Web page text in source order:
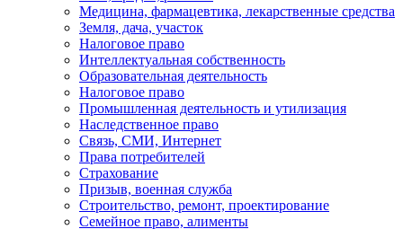
Медицина, фармацевтика, лекарственные средства
Земля, дача, участок
Налоговое право
Интеллектуальная собственность
Образовательная деятельность
Налоговое право
Промышленная деятельность и утилизация
Наследственное право
Связь, СМИ, Интернет
Права потребителей
Страхование
Призыв, военная служба
Строительство, ремонт, проектирование
Семейное право, алименты